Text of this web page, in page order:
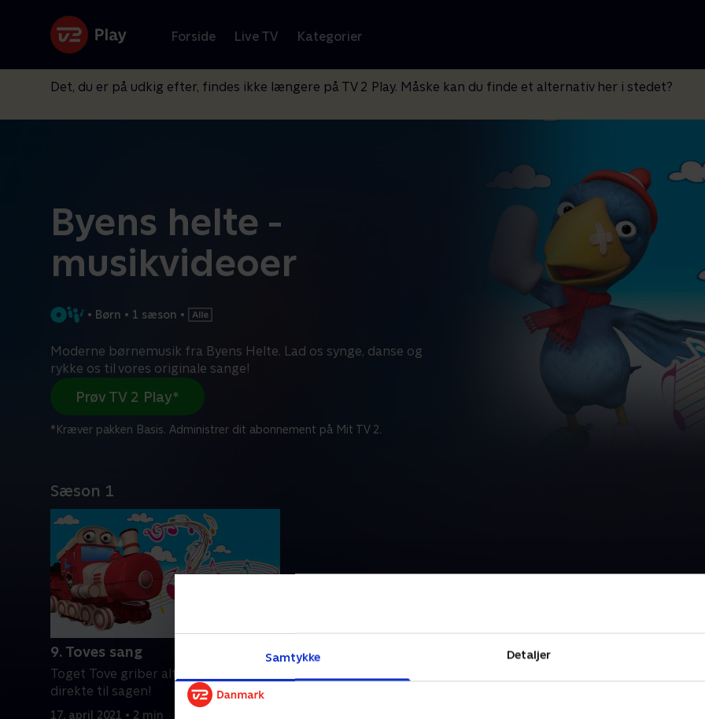
Samtykke Detaljer
Forside Live TV Kategorier
Det, du er på udkig efter, findes ikke længere på TV 2 Play. Måske kan du finde et alternativ her i stedet?
Byens helte -
musikvideoer
• Børn • 1 sæson •
Moderne børnemusik fra Byens Helte. Lad os synge, danse og
rykke os til vores originale sange!
Prøv TV 2 Play*
*Kræver pakken Basis. Administrer dit abonnement på Mit TV 2.
Sæson 1
9. Toves sang
Toget Tove griber altid dagen og går
direkte til sagen!
17. april 2021 • 2 min